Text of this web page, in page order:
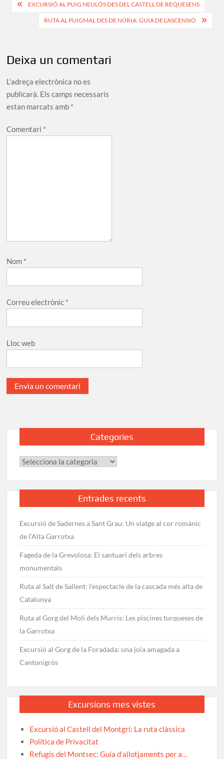
Navegació
d'entrades
EXCURSIÓ AL PUIG NEULÓS DES DEL CASTELL DE REQUESENS
RUTA AL PUIGMAL DES DE NÚRIA: GUIA DE L’ASCENSIÓ
Deixa un comentari
L'adreça electrònica no es
publicarà. Els camps necessaris
estan marcats amb *
Comentari *
Nom *
Correu electrònic *
Lloc web
Categories
Categories
Entrades recents
Excursió de Sadernes a Sant Grau: Un viatge al cor romànic
de l’Alta Garrotxa
Fageda de la Grevolosa: El santuari dels arbres
monumentals
Ruta al Salt de Sallent: l’espectacle de la cascada més alta de
Catalunya
Ruta al Gorg del Molí dels Murris: Les piscines turqueses de
la Garrotxa
Excursió al Gorg de la Foradada: una joia amagada a
Cantonigròs
Excursions mes vistes
Excursió al Castell del Montgrí: La ruta clàssica
Política de Privacitat
Refugis del Montsec: Guia d’allotjaments per a…